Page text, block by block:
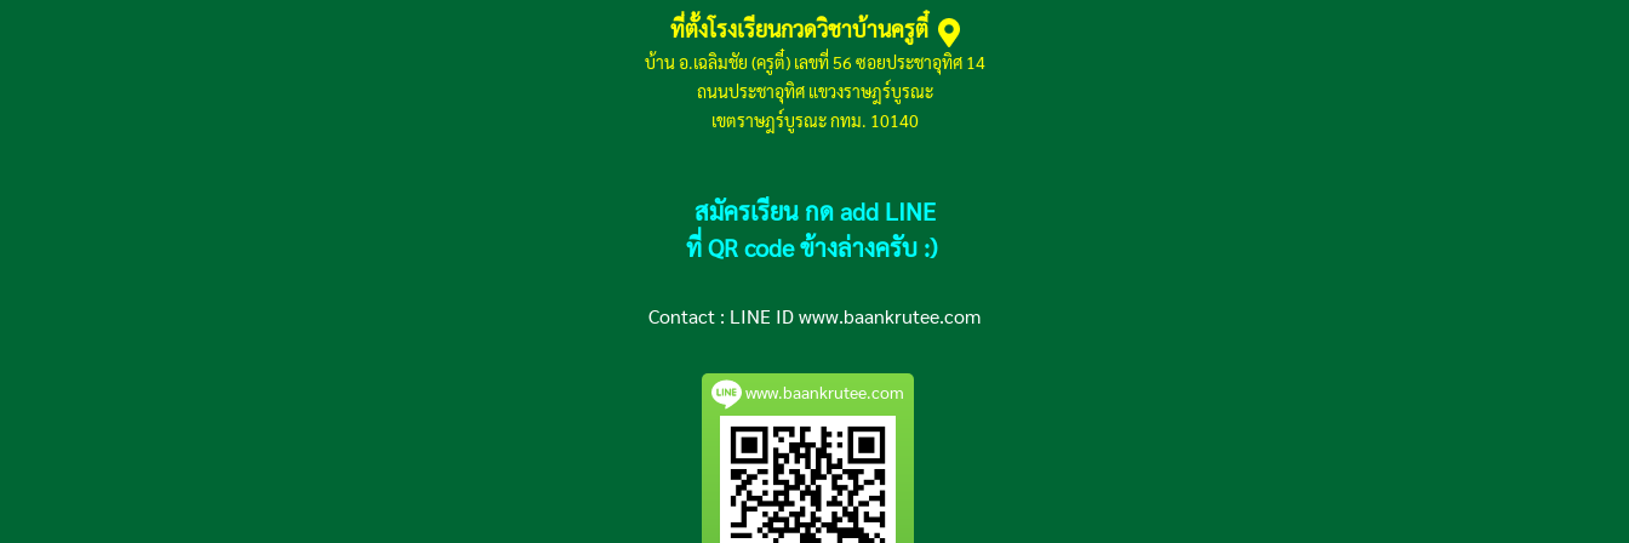
ที่ตั้งโรงเรียนกวดวิชาบ้านครูตี๋
บ้าน อ.เฉลิมชัย (ครูตี๋) เลขที่ 56 ซอยประชาอุทิศ 14
ถนนประชาอุทิศ แขวงราษฎร์บูรณะ
เขตราษฎร์บูรณะ กทม. 10140
สมัครเรียน กด add LINE
ที่ QR code ข้างล่างครับ :)
Contact : LINE ID www.baankrutee.com
www.baankrutee.com